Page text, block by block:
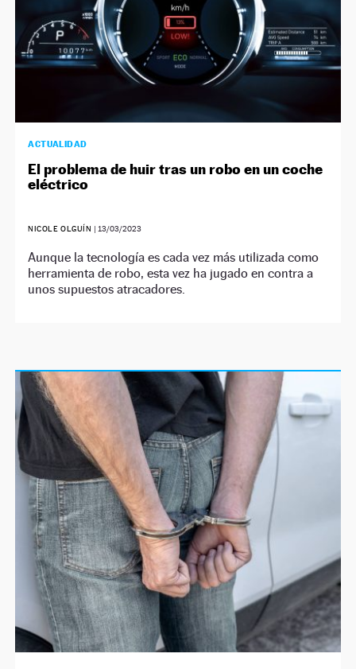
ACTUALIDAD
El problema de huir tras un robo en un coche
eléctrico
NICOLE OLGUÍN | 13/03/2023
Aunque la tecnología es cada vez más utilizada como
herramienta de robo, esta vez ha jugado en contra a
unos supuestos atracadores.